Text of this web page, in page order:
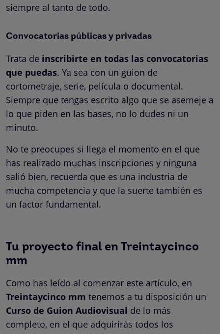
siempre al tanto de todo.
Convocatorias públicas y privadas
Trata de inscribirte en todas las convocatorias
que puedas. Ya sea con un guion de
cortometraje, serie, película o documental.
Siempre que tengas escrito algo que se asemeje a
lo que piden en las bases, no lo dudes ni un
minuto.
No te preocupes si llega el momento en el que
has realizado muchas inscripciones y ninguna
salió bien, recuerda que es una industria de
mucha competencia y que la suerte también es
un factor fundamental.
Tu proyecto final en Treintaycinco
mm
Como has leído al comenzar este artículo, en
Treintaycinco mm tenemos a tu disposición un
Curso de Guion Audiovisual de lo más
completo, en el que adquirirás todos los